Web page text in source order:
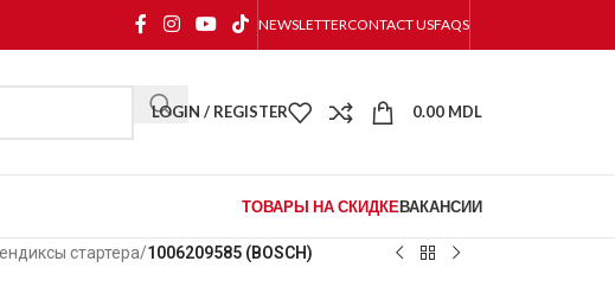
NEWSLETTERCONTACT USFAQS
LOGIN / REGISTER 0.00 MDL
ТОВАРЫ НА СКИДКЕВАКАНСИИ
стартера/1006209585 (BOSCH)